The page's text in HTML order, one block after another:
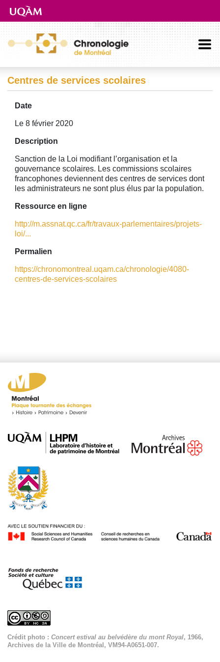
Aller directement au contenu principal
Centres de services scolaires
Date
Le 8 février 2020
Description
Sanction de la Loi modifiant l’organisation et la
gouvernance scolaires. Les commissions scolaires
francophones deviennent des centres de services dont
les administrateurs ne sont plus élus par la population.
Ressource en ligne
http://m.assnat.qc.ca/fr/travaux-parlementaires/projets-
loi/...
Permalien
https://chronomontreal.uqam.ca/chronologie/4080-
centres-de-services-scolaires
Crédit photo : Concert estival au belvédère du mont Royal, 1966,
Archives de la Ville de Montréal, VM94-A0651-007.